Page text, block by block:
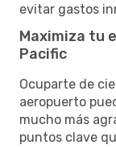
evitar gastos
Maximiza tu
Pacific
Ocuparte de
aeropuerto
mucho más
puntos clave